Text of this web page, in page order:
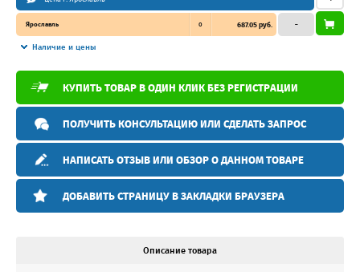
Ярославль 0 687.05 руб.
Наличие и цены
–
КУПИТЬ ТОВАР В ОДИН КЛИК БЕЗ РЕГИСТРАЦИИ
ПОЛУЧИТЬ КОНСУЛЬТАЦИЮ ИЛИ СДЕЛАТЬ ЗАПРОС
НАПИСАТЬ ОТЗЫВ ИЛИ ОБЗОР О ДАННОМ ТОВАРЕ
ДОБАВИТЬ СТРАНИЦУ В ЗАКЛАДКИ БРАУЗЕРА
Описание товара